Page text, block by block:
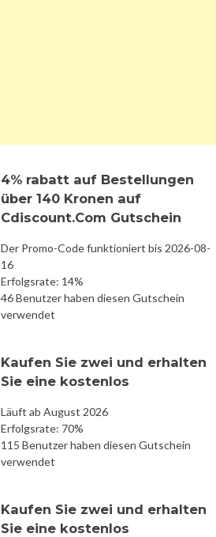
4% rabatt auf Bestellungen
über 140 Kronen auf
Cdiscount.Com Gutschein
Der Promo-Code funktioniert bis 2026-08-
16
Erfolgsrate: 14%
46 Benutzer haben diesen Gutschein
verwendet
Kaufen Sie zwei und erhalten
Sie eine kostenlos
Läuft ab August 2026
Erfolgsrate: 70%
115 Benutzer haben diesen Gutschein
verwendet
Kaufen Sie zwei und erhalten
Sie eine kostenlos